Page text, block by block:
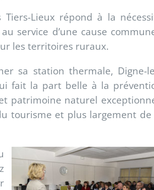
Lieux répond à la
service d’une cause
les territoires ruraux.
sa station thermale, Digne-
fait la part belle à la
patrimoine naturel
tourisme et plus largement de